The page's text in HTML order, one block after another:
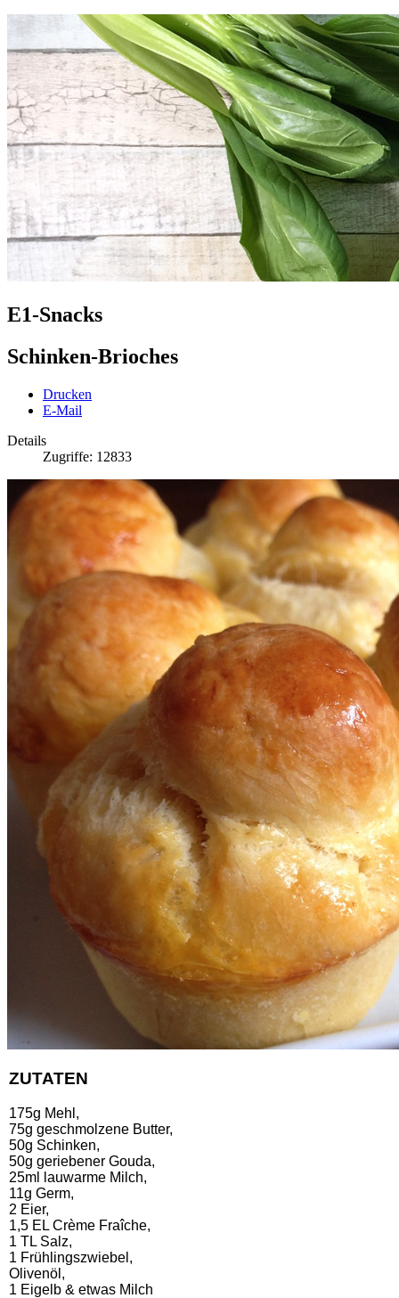
E1-Snacks
Schinken-Brioches
Drucken
E-Mail
Details
Zugriffe: 12833
ZUTATEN
175g Mehl,
75g geschmolzene Butter,
50g Schinken,
50g geriebener Gouda,
25ml lauwarme Milch,
11g Germ,
2 Eier,
1,5 EL Crème Fraîche,
1 TL Salz,
1 Frühlingszwiebel,
Olivenöl,
1 Eigelb & etwas Milch